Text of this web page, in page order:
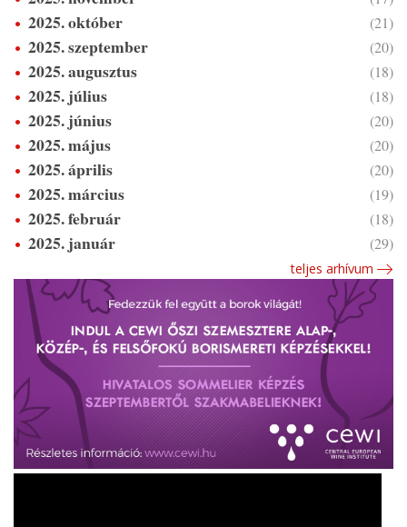
2025. október (21)
2025. szeptember (20)
2025. augusztus (18)
2025. július (18)
2025. június (20)
2025. május (20)
2025. április (20)
2025. március (19)
2025. február (18)
2025. január (29)
teljes arhívum